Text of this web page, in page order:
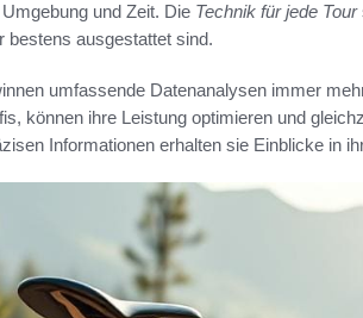
und Zeit. Die Technik für jede Tour
bestens ausgestattet sind.
umfassende Datenanalysen immer
können ihre Leistung optimieren und
Informationen erhalten sie Einblicke in